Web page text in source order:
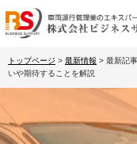
トップページ > 最新情報 > 最新記
いや期待することを解説